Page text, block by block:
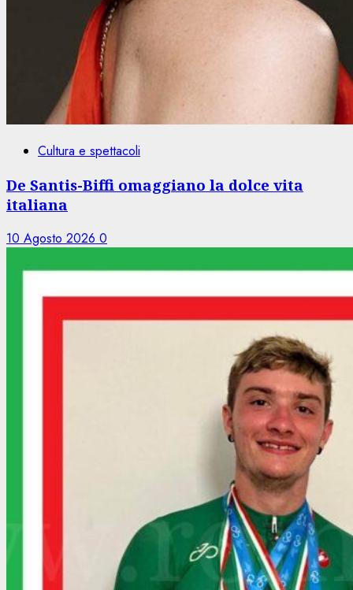
Cultura e spettacoli
De Santis-Biffi omaggiano la dolce vita
italiana
10 Agosto 2026 0